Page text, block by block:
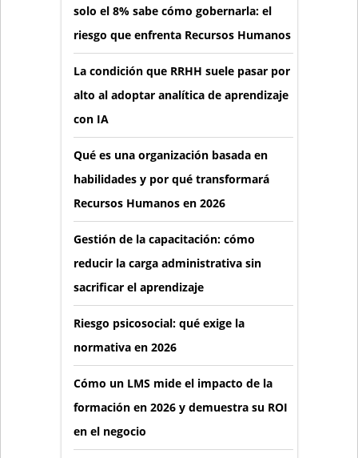
solo el 8% sabe cómo gobernarla: el
riesgo que enfrenta Recursos Humanos
La condición que RRHH suele pasar por
alto al adoptar analítica de aprendizaje
con IA
Qué es una organización basada en
habilidades y por qué transformará
Recursos Humanos en 2026
Gestión de la capacitación: cómo
reducir la carga administrativa sin
sacrificar el aprendizaje
Riesgo psicosocial: qué exige la
normativa en 2026
Cómo un LMS mide el impacto de la
formación en 2026 y demuestra su ROI
en el negocio